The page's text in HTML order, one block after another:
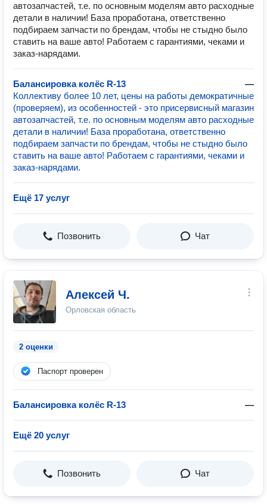
автозапчастей, т.е. по основным моделям авто расходные
детали в наличии! База проработана, ответственно
подбираем запчасти по брендам, чтобы не стыдно было
ставить на ваше авто! Работаем с гарантиями, чеками и
заказ-нарядами.
Балансировка колёс R-13
—
Коллективу более 10 лет, цены на работы демократичные
(проверяем), из особенностей - это присервисный магазин
автозапчастей, т.е. по основным моделям авто расходные
детали в наличии! База проработана, ответственно
подбираем запчасти по брендам, чтобы не стыдно было
ставить на ваше авто! Работаем с гарантиями, чеками и
заказ-нарядами.
Ещё 17 услуг
Позвонить Чат
Алексей Ч.
Орловская область
2 оценки
Паспорт проверен
Балансировка колёс R-13 —
Ещё 20 услуг
Позвонить Чат